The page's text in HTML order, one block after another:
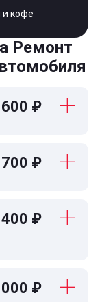
и кофе
Ремонт
₽
₽
₽
₽